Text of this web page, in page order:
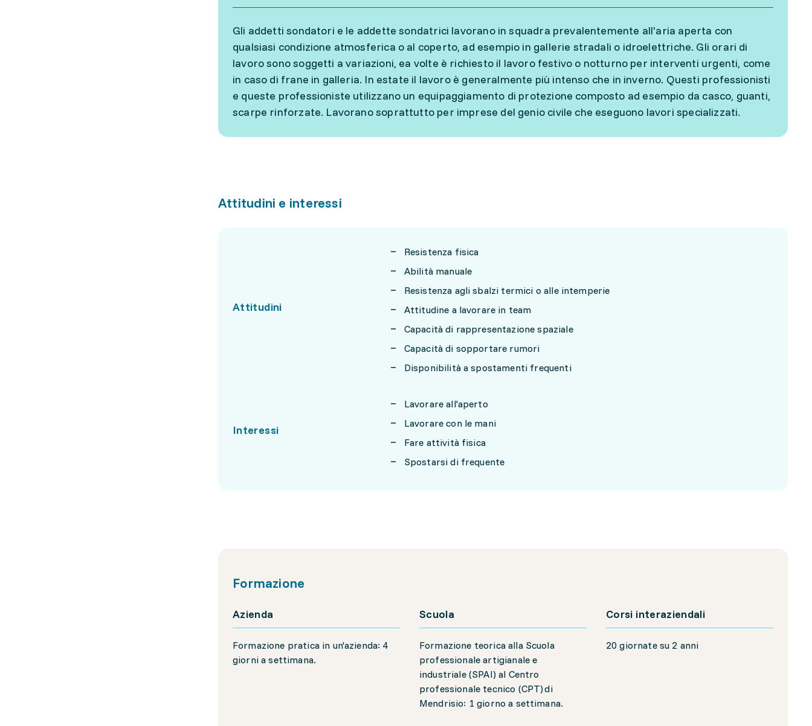
Gli addetti sondatori e le addette sondatrici lavorano in squadra prevalentemente all'aria aperta con
qualsiasi condizione atmosferica o al coperto, ad esempio in gallerie stradali o idroelettriche. Gli orari di
lavoro sono soggetti a variazioni, ea volte è richiesto il lavoro festivo o notturno per interventi urgenti, come
in caso di frane in galleria. In estate il lavoro è generalmente più intenso che in inverno. Questi professionisti
e queste professioniste utilizzano un equipaggiamento di protezione composto ad esempio da casco, guanti,
scarpe rinforzate. Lavorano soprattutto per imprese del genio civile che eseguono lavori specializzati.
Attitudini e interessi
Attitudini
Resistenza fisica
Abilità manuale
Resistenza agli sbalzi termici o alle intemperie
Attitudine a lavorare in team
Capacità di rappresentazione spaziale
Capacità di sopportare rumori
Disponibilità a spostamenti frequenti
Interessi
Lavorare all'aperto
Lavorare con le mani
Fare attività fisica
Spostarsi di frequente
Formazione
Azienda
Formazione pratica in un'azienda: 4
giorni a settimana.
Scuola
Formazione teorica alla Scuola
professionale artigianale e
industriale (SPAI) al Centro
professionale tecnico (CPT) di
Mendrisio: 1 giorno a settimana.
Corsi interaziendali
20 giornate su 2 anni